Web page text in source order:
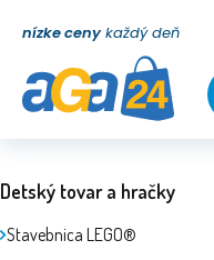
nízke ceny každý deň
Detský tovar a hračky
Stavebnica LEGO®